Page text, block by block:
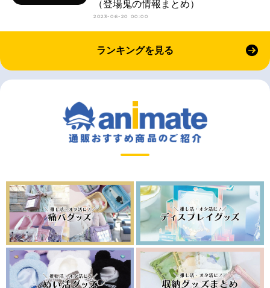
（登場鬼の情報まとめ）
2023-06-20 00:00
ランキングを見る